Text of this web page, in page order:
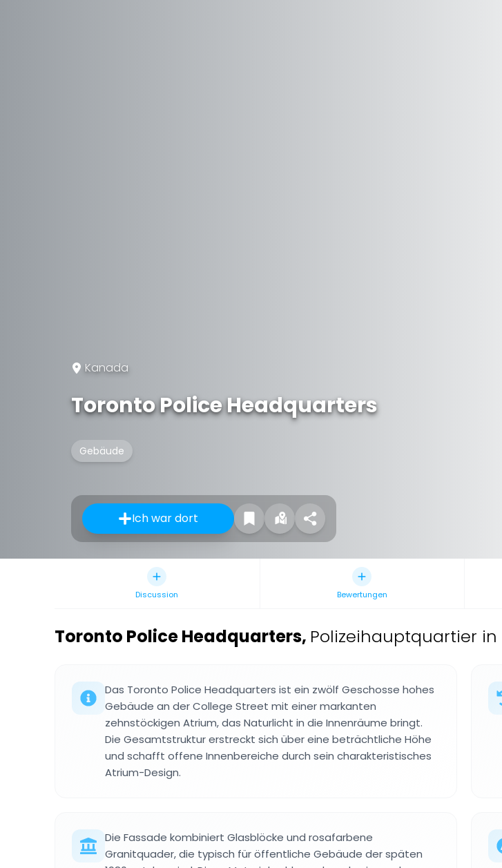
Kanada
Toronto Police Headquarters
Gebäude
Ich war dort
Discussion Bewertungen
Toronto Police Headquarters, Polizeihauptquartier in
Das Toronto Police Headquarters ist ein zwölf Geschosse hohes
Gebäude an der College Street mit einer markanten
zehnstöckigen Atrium, das Naturlicht in die Innenräume bringt.
Die Gesamtstruktur erstreckt sich über eine beträchtliche Höhe
und schafft offene Innenbereiche durch sein charakteristisches
Atrium-Design.
Die Fassade kombiniert Glasblöcke und rosafarbene
Granitquader, die typisch für öffentliche Gebäude der späten